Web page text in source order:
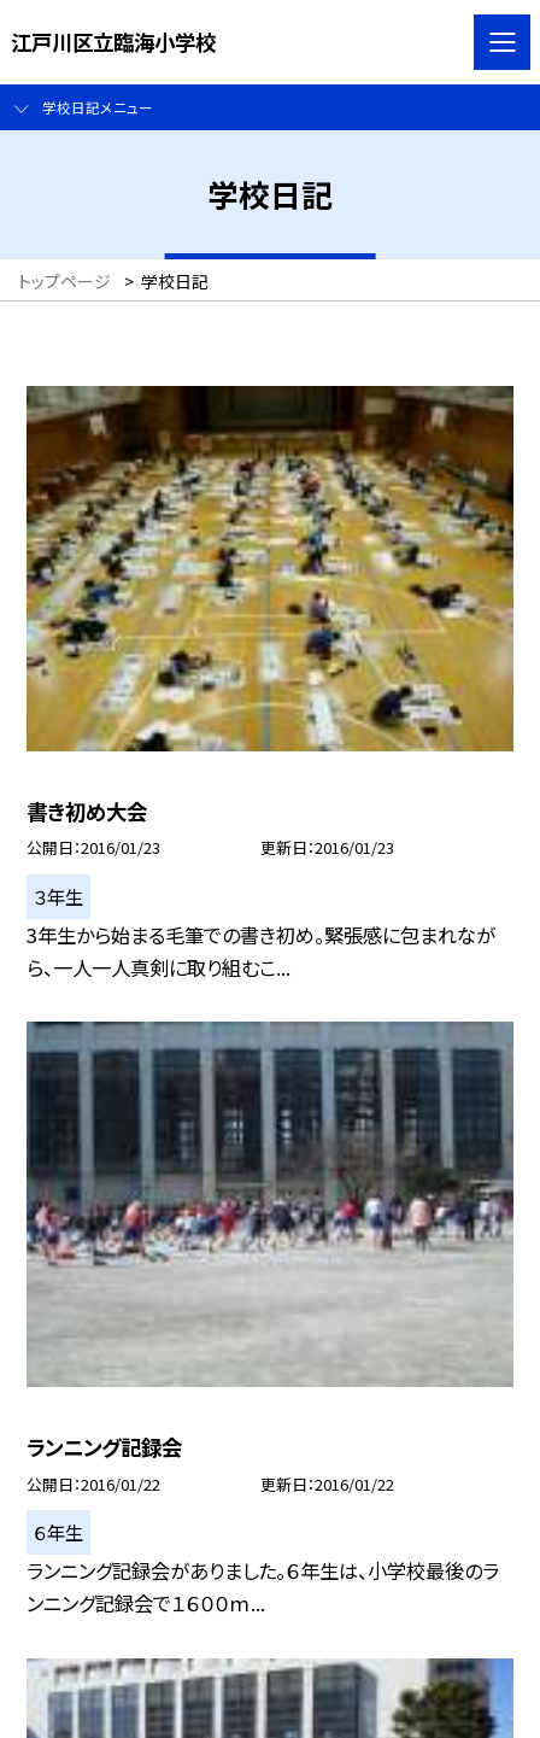
江戸川区立臨海小学校
学校日記メニュー
学校日記
トップページ > 学校日記
書き初め大会
公開日 2016/01/23 更新日 2016/01/23
３年生
3年生から始まる毛筆での書き初め。緊張感に包まれなが
ら、一人一人真剣に取り組むこ...
ランニング記録会
公開日 2016/01/22 更新日 2016/01/22
６年生
ランニング記録会がありました。６年生は、小学校最後のラ
ンニング記録会で１６００ｍ...